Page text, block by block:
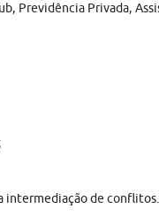
Previdência Privada,
intermediação de conflitos.